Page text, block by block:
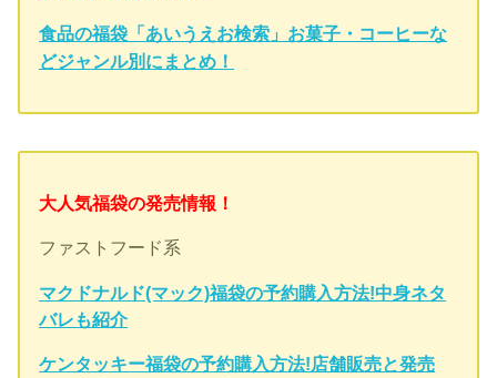
食品の福袋「あいうえお検索」お菓子・コーヒーな
どジャンル別にまとめ！
大人気福袋の発売情報！
ファストフード系
マクドナルド(マック)福袋の予約購入方法!中身ネタ
バレも紹介
ケンタッキー福袋の予約購入方法!店舗販売と発売